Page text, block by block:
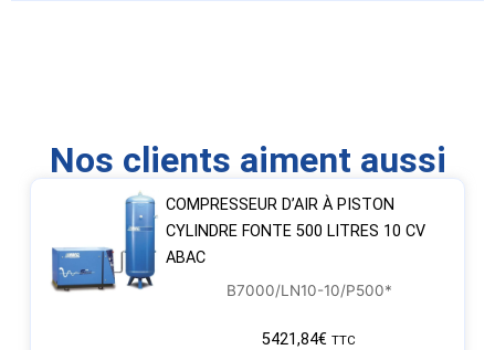
Nos clients aiment aussi
COMPRESSEUR D’AIR À PISTON
CYLINDRE FONTE 500 LITRES 10 CV
ABAC
B7000/LN10-10/P500*
5421,84€ TTC